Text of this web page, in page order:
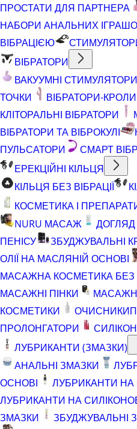
ПРОСТАТИ ДЛЯ ПАРТНЕРА
НАБОРИ АНАЛЬНИХ
ВІБРАЦІЄЮ
ВІБРАТОРИ
ВАКУУМНІ
ТОЧКИ
ВІБРАТОРИ-
КЛІТОРАЛЬНІ ВІБРАТОРИ
ВІБРАТОРИ ТА ВІБРОКУЛІ
ПУЛЬСАТОРИ
СМАРТ
ЕРЕКЦІЙНІ КІЛЬЦЯ
КІЛЬЦЯ БЕЗ ВІБРАЦІЇ
КОСМЕТИКА І
NURU МАСАЖ
ДОГЛЯД
ПЕНІСУ
ЗБУДЖУВАЛЬНІ
ОЛІЇ НА МАСЛЯНІЙ ОСНОВІ
МАСАЖНА КОСМЕТИКА БЕЗ
МАСАЖНІ ПІНКИ
КОСМЕТИКИ
ОЧИСНИКИ
ПРОЛОНГАТОРИ
ЛУБРИКАНТИ (ЗМАЗКИ)
АНАЛЬНІ ЗМАЗКИ
ОСНОВІ
ЛУБРИКАНТИ НА
ЛУБРИКАНТИ НА
ЗМАЗКИ
ЗБУДЖУВАЛЬНІ